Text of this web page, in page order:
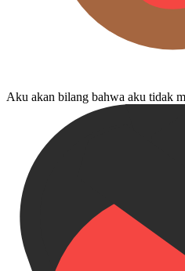
Aku akan bilang bahwa aku tidak